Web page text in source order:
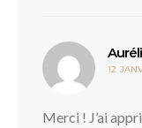
12
Merci ! J’ai